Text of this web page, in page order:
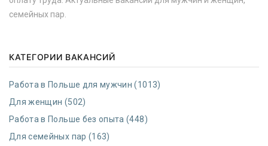
семейных пар.
КАТЕГОРИИ ВАКАНСИЙ
Работа в Польше для мужчин (1013)
Для женщин (502)
Работа в Польше без опыта (448)
Для семейных пар (163)